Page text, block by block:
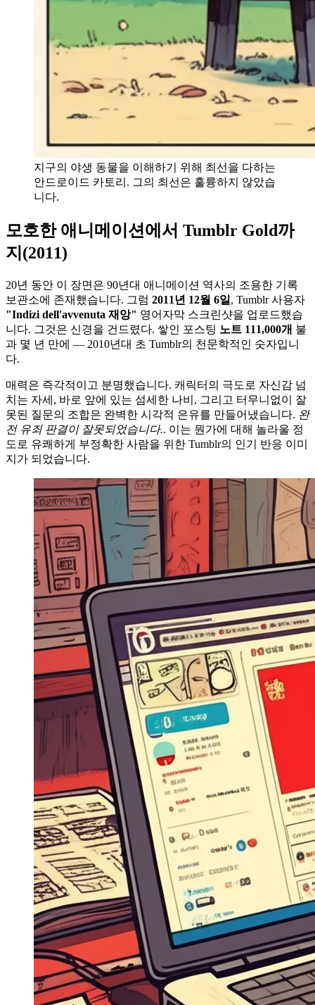
지구의 야생 동물을 이해하기 위해 최선을 다하는
안드로이드 카토리. 그의 최선은 훌륭하지 않았습
니다.
모호한 애니메이션에서 Tumblr Gold까
지(2011)
20년 동안 이 장면은 90년대 애니메이션 역사의 조용한 기록
보관소에 존재했습니다. 그럼 2011년 12월 6일 , Tumblr 사용자
"Indizi dell'avvenuta 재앙" 영어자막 스크린샷을 업로드했습
니다. 그것은 신경을 건드렸다. 쌓인 포스팅 노트 111,000개 불
과 몇 년 만에 — 2010년대 초 Tumblr의 천문학적인 숫자입니
다.
매력은 즉각적이고 분명했습니다. 캐릭터의 극도로 자신감 넘
치는 자세, 바로 앞에 있는 섬세한 나비, 그리고 터무니없이 잘
못된 질문의 조합은 완벽한 시각적 은유를 만들어냈습니다. 완
전 유죄 판결이 잘못되었습니다.. 이는 뭔가에 대해 놀라울 정
도로 유쾌하게 부정확한 사람을 위한 Tumblr의 인기 반응 이미
지가 되었습니다.